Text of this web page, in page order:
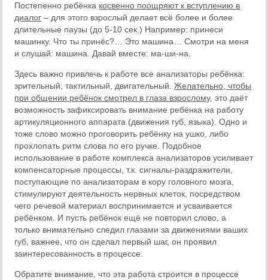
Постепенно ребёнка косвенно поощряют к вступлению в
диалог – для этого взрослый делает всё более и более
длительные паузы (до 5-10 сек.) Например: принеси
машинку. Что ты принёс?… Это машина… Смотри на меня
и слушай: машина. Давай вместе: ма-ши-на.
Здесь важно привлечь к работе все анализаторы ребёнка:
зрительный, тактильный, двигательный.Желательно, чтобы
при общении ребёнок смотрел в глаза взрослому, это даёт
возможность зафиксировать внимание ребёнка на работу
артикуляционного аппарата (движения губ, языка). Одно и
тоже слово можно проговорить ребёнку на ушко, либо
прохлопать ритм слова по его ручке. Подобное
использование в работе комплекса анализаторов усиливает
компенсаторные процессы, т.к. сигналы-раздражители,
поступающие по анализаторам в кору головного мозга,
стимулируют деятельность нервных клеток, посредством
чего речевой материал воспринимается и усваивается
ребёнком. И пусть ребёнок ещё не повторил слово, а
только внимательно следил глазами за движениями ваших
губ, важнее, что он сделал первый шаг, он проявил
заинтересованность в процессе.
Обратите внимание, что эта работа строится в процессе